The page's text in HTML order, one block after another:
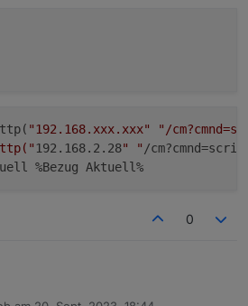
"192.168.xxx.xxx"
"/
192.168.2.28" " /
%Bezug Aktuell%
0